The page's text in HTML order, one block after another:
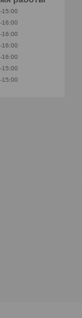
15:00
16:00
16:00
16:00
16:00
15:00
15:00